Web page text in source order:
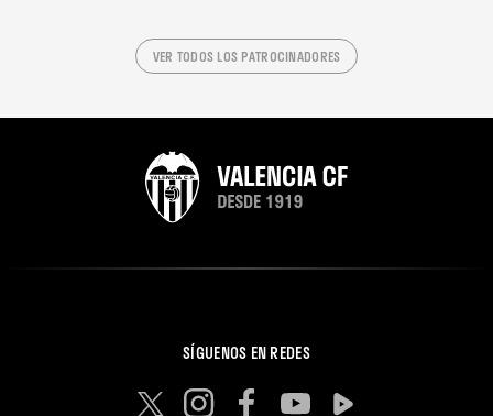
VER TODOS LOS PATROCINADORES
SÍGUENOS EN REDES